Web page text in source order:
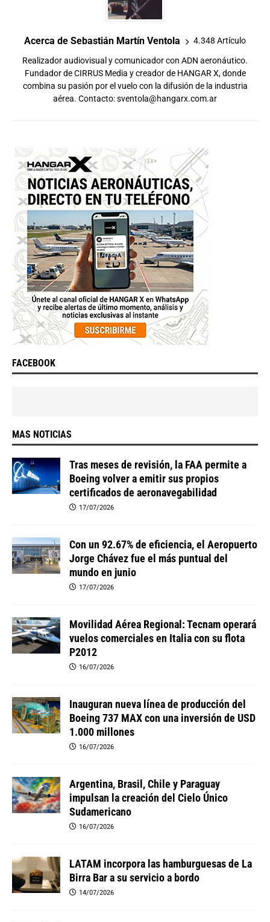
Acerca de Sebastián Martín Ventola 4.348 Artículo
Realizador audiovisual y comunicador con ADN aeronáutico.
Fundador de CIRRUS Media y creador de HANGAR X, donde
combina su pasión por el vuelo con la difusión de la industria
aérea. Contacto:sventola@hangarx.com.ar
FACEBOOK
MAS NOTICIAS
Tras meses de revisión, la FAA permite a
Boeing volver a emitir sus propios
certificados de aeronavegabilidad
17/07/2026
Con un 92.67% de eficiencia, el Aeropuerto
Jorge Chávez fue el más puntual del
mundo en junio
17/07/2026
Movilidad Aérea Regional: Tecnam operará
vuelos comerciales en Italia con su flota
P2012
16/07/2026
Inauguran nueva línea de producción del
Boeing 737 MAX con una inversión de USD
1.000 millones
16/07/2026
Argentina, Brasil, Chile y Paraguay
impulsan la creación del Cielo Único
Sudamericano
16/07/2026
LATAM incorpora las hamburguesas de La
Birra Bar a su servicio a bordo
14/07/2026